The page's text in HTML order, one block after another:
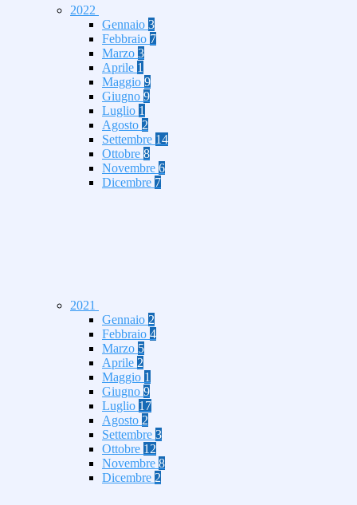
2022
Gennaio 3
Febbraio 7
Marzo 3
Aprile 1
Maggio 9
Giugno 9
Luglio 1
Agosto 2
Settembre 14
Ottobre 8
Novembre 6
Dicembre 7
2021
Gennaio 2
Febbraio 4
Marzo 5
Aprile 2
Maggio 1
Giugno 9
Luglio 17
Agosto 2
Settembre 3
Ottobre 12
Novembre 8
Dicembre 2